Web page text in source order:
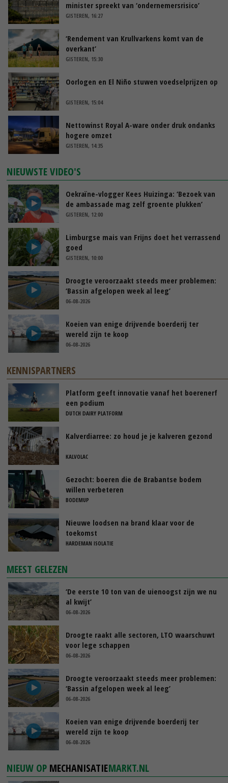
minister spreekt van ‘ondernemersrisico’
GISTEREN, 16:27
‘Rendement van Krullvarkens komt van de
overkant’
GISTEREN, 15:30
Oorlogen en El Niño stuwen voedselprijzen op
GISTEREN, 15:04
Nettowinst Royal A-ware onder druk ondanks
hogere omzet
GISTEREN, 14:35
NIEUWSTE VIDEO'S
Oekraïne-vlogger Kees Huizinga: ‘Bezoek van
de ambassade mag zelf groente plukken’
GISTEREN, 12:00
Limburgse mais van Frijns doet het verrassend
goed
GISTEREN, 10:00
Droogte veroorzaakt steeds meer problemen:
‘Bassin afgelopen week al leeg’
06-08-2026
Koeien van enige drijvende boerderij ter
wereld zijn te koop
06-08-2026
KENNISPARTNERS
Platform geeft innovatie vanaf het boerenerf
een podium
DUTCH DAIRY PLATFORM
Kalverdiarree: zo houd je je kalveren gezond
KALVOLAC
Gezocht: boeren die de Brabantse bodem
willen verbeteren
BODEMUP
Nieuwe loodsen na brand klaar voor de
toekomst
HARDEMAN ISOLATIE
MEEST GELEZEN
‘De eerste 10 ton van de uienoogst zijn we nu
al kwijt’
06-08-2026
Droogte raakt alle sectoren, LTO waarschuwt
voor lege schappen
06-08-2026
Droogte veroorzaakt steeds meer problemen:
‘Bassin afgelopen week al leeg’
06-08-2026
Koeien van enige drijvende boerderij ter
wereld zijn te koop
06-08-2026
NIEUW OP MECHANISATIEMARKT.NL